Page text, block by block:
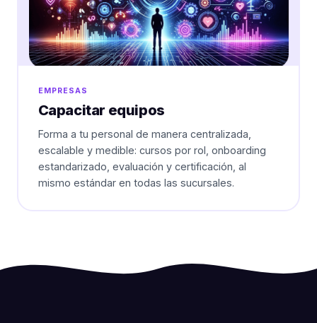
EMPRESAS
Capacitar equipos
Forma a tu personal de manera centralizada,
escalable y medible: cursos por rol, onboarding
estandarizado, evaluación y certificación, al
mismo estándar en todas las sucursales.